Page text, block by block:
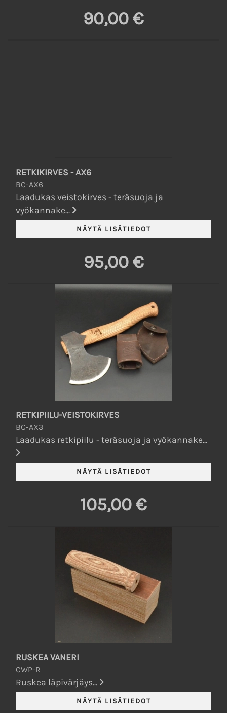
90,00 €
RETKIKIRVES - AX6
BC-AX6
Laadukas veistokirves - teräsuoja ja
vyökannake...
95,00 €
RETKIPIILU-VEISTOKIRVES
BC-AX3
Laadukas retkipiilu - teräsuoja ja vyökannake...
105,00 €
RUSKEA VANERI
CWP-R
Ruskea läpivärjäys...